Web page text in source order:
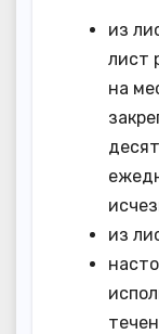
из
лист
на
из